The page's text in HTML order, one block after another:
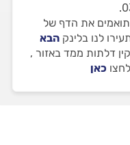
את הדף של
לנו בלינק הבא
דלתות ממד באזור ,
כאן